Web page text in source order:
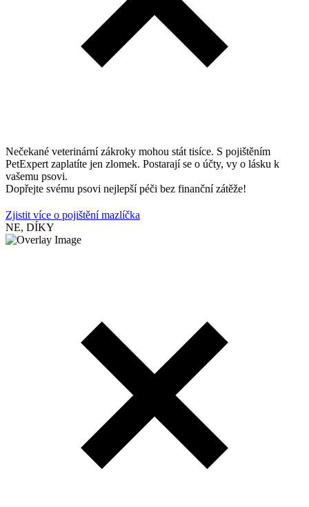
Nečekané veterinární zákroky mohou stát tisíce. S pojištěním
PetExpert zaplatíte jen zlomek. Postarají se o účty, vy o lásku k
vašemu psovi.
Dopřejte svému psovi nejlepší péči bez finanční zátěže!
Zjistit více o pojištění mazlíčka
NE, DÍKY